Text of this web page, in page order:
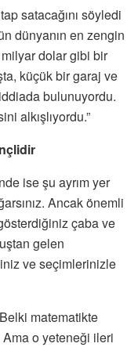
satacağını söyledi
dünyanın en zengin
milyar dolar gibi bir
küçük bir garaj ve
bulunuyordu.
alkışlıyordu.”
ise şu ayrım yer
Ancak önemli
çaba ve
gelen
ve seçimlerinizle
matematikte
o yeteneği ileri